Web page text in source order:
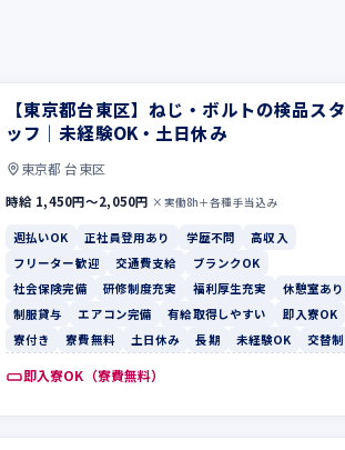
【東京都台東区】ねじ・ボルトの検品スタ
ッフ｜未経験OK・土日休み
東京都 台東区
時給 1,450円〜2,050円 ×実働8h＋各種手当込み
週払いOK 正社員登用あり 学歴不問
高収入
フリーター歓迎
交通費支給
ブランクOK
社会保険完備
研修制度充実 福利厚生充実
休憩室あり
制服貸与
エアコン完備 有給取得しやすい
即入寮OK
寮付き
寮費無料 土日休み 長期 未経験OK 交替制
即入寮OK（寮費無料）